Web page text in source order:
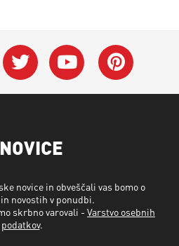
novice in obveščali vas bomo o
novostih v ponudbi.
skrbno varovali - Varstvo osebnih
podatkov.